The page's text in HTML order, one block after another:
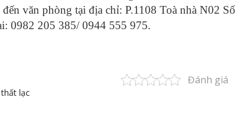
văn phòng tại địa chỉ: P.1108 Toà nhà N02 Số
0982 205 385/ 0944 555 975.
Đánh giá
lạc